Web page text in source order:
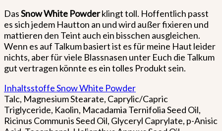
DasSnow White Powderklingt toll. Hoffentlich passt
es sich jedem Hautton an und wird außer fixieren und
mattieren den Teint auch ein bisschen ausgleichen.
Wenn es auf Talkum basiert ist es für meine Haut leider
nichts, aber für viele Blassnasen unter Euch die Talkum
gut vertragen könnte es ein tolles Produkt sein.
Inhaltsstoffe Snow White Powder
Talc, Magnesium Stearate, Caprylic/Capric
Triglyceride, Kaolin, Macadamia Ternifolia Seed Oil,
Ricinus Communis Seed Oil, Glyceryl Caprylate, p-Anisic